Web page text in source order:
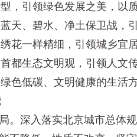
，引领绿色发展之美，以
天、碧水、净土保卫战，
花一样精细，引领城乡宜
都生态文明观，引领人文
色低碳、文明健康的生活
深入落实北京城市总体规